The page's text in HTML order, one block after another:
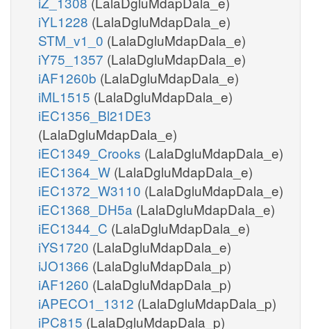
iYL1228 (LalaDgluMdapDala_e)
STM_v1_0 (LalaDgluMdapDala_e)
iY75_1357 (LalaDgluMdapDala_e)
iAF1260b (LalaDgluMdapDala_e)
iML1515 (LalaDgluMdapDala_e)
iEC1356_Bl21DE3
(LalaDgluMdapDala_e)
iEC1349_Crooks (LalaDgluMdapDala_e)
iEC1364_W (LalaDgluMdapDala_e)
iEC1372_W3110 (LalaDgluMdapDala_e)
iEC1368_DH5a (LalaDgluMdapDala_e)
iEC1344_C (LalaDgluMdapDala_e)
iYS1720 (LalaDgluMdapDala_e)
iJO1366 (LalaDgluMdapDala_p)
iAF1260 (LalaDgluMdapDala_p)
iAPECO1_1312 (LalaDgluMdapDala_p)
iPC815 (LalaDgluMdapDala_p)